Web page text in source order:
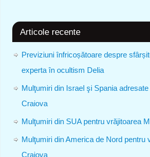
Articole recente
Previziuni înfricoșătoare despre
experta în ocultism Delia
Mulţumiri din Israel şi Spania
Craiova
Mulţumiri din SUA pentru vrăjitoarea
Mulţumiri din America de Nord pentru
Craiova